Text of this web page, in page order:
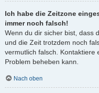
Ich habe die Zeitzone
immer noch falsch!
Wenn du dir sicher bist, dass
und die Zeit trotzdem noch
vermutlich falsch. Kontaktiere
Problem beheben kann.
Nach oben